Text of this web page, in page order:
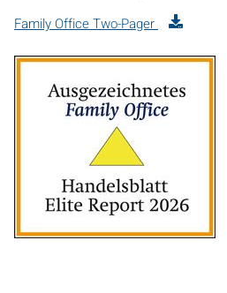
Family Office Two-Pager